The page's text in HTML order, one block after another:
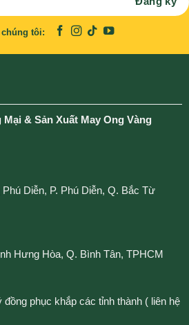
tôi:
& Sản Xuất May Ong Vàng
Diễn, P. Phú Diễn, Q. Bắc Từ
Hưng Hòa, Q. Bình Tân, TPHCM
phục khắp các tỉnh thành ( liên hệ